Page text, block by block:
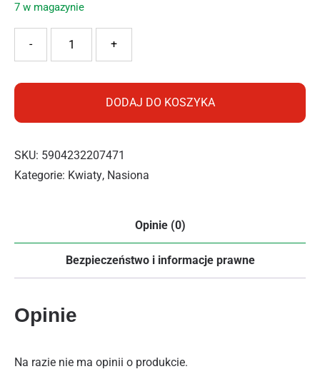
7 w magazynie
+
-
DODAJ DO KOSZYKA
SKU: 5904232207471
Kategorie: Kwiaty, Nasiona
Opinie (0)
Bezpieczeństwo i informacje prawne
Opinie
Na razie nie ma opinii o produkcie.